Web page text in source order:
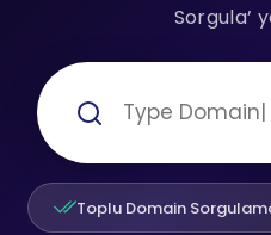
Sorgula’
Toplu Domain